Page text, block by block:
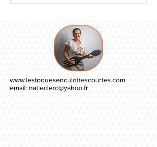
www.lestoquesenculottescourtes.com
email: natleclerc@yahoo.fr